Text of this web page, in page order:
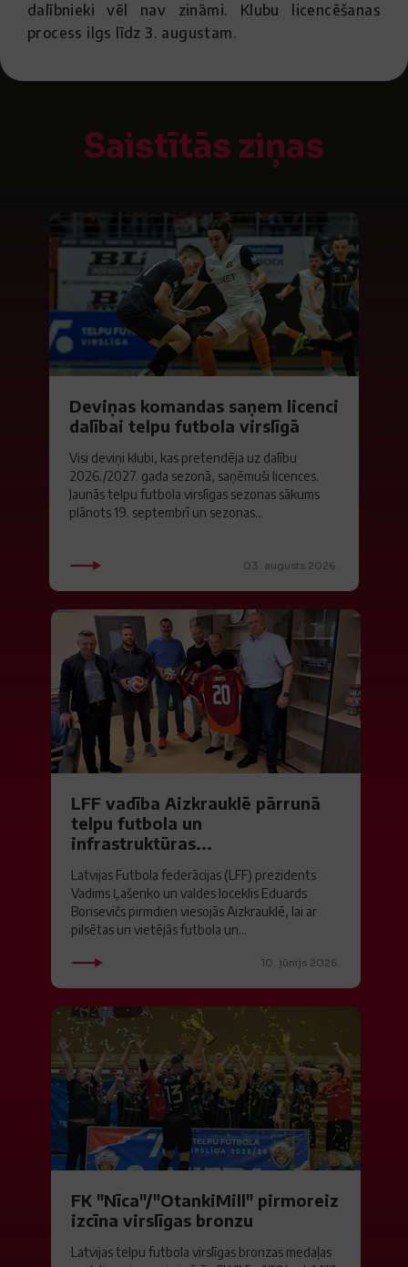
dalībnieki vēl nav zināmi. Klubu licencēšanas
process ilgs līdz 3. augustam.
Saistītās ziņas
Deviņas komandas saņem licenci
dalībai telpu futbola virslīgā
Visi deviņi klubi, kas pretendēja uz dalību
2026./2027. gada sezonā, saņēmuši licences.
Jaunās telpu futbola virslīgas sezonas sākums
plānots 19. septembrī un sezonas...
03. augusts 2026.
LFF vadība Aizkrauklē pārrunā
telpu futbola un
infrastruktūras...
Latvijas Futbola federācijas (LFF) prezidents
Vadims Ļašenko un valdes loceklis Eduards
Borisevičs pirmdien viesojās Aizkrauklē, lai ar
pilsētas un vietējās futbola un...
10. jūnijs 2026.
FK "Nīca"/"OtankiMill" pirmoreiz
izcīna virslīgas bronzu
Latvijas telpu futbola virslīgas bronzas medaļas